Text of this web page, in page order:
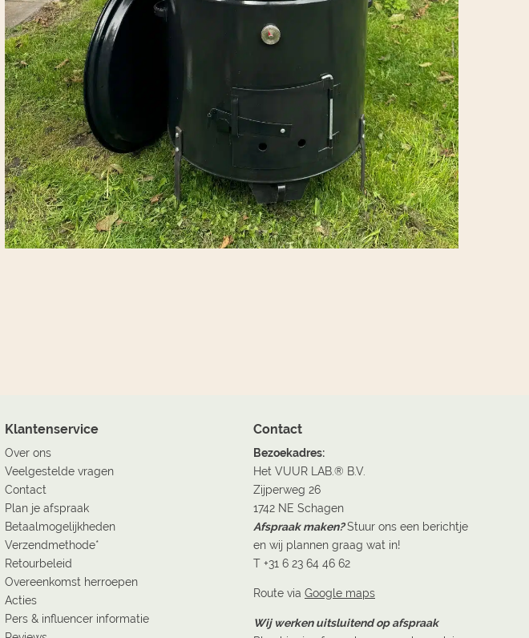
Klantenservice
Over ons
Veelgestelde vragen
Contact
Plan je afspraak
Betaalmogelijkheden
Verzendmethode*
Retourbeleid
Overeenkomst herroepen
Acties
Pers & influencer informatie
Contact
Bezoekadres:
Het VUUR LAB.® B.V.
Zijperweg 26
1742 NE Schagen
Afspraak maken?Stuur ons een berichtje
en wij plannen graag wat in!
T +31 6 23 64 46 62
Route via Google maps
Wij werken uitsluitend op afspraak